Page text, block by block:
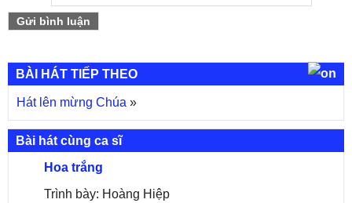
BÀI HÁT TIẾP THEO
Hát lên mừng Chúa »
Bài hát cùng ca sĩ
Hoa trắng
Trình bày: Hoàng Hiệp